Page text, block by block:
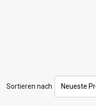
Sortieren nach